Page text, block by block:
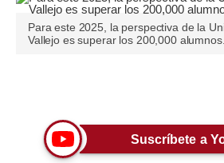
Tendencias
Moda
Estilos
Para este 2025, la perspectiva de la
Vallejo es superar los 200,000
Suscríbete a